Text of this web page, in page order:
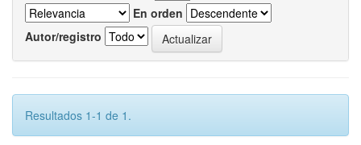
En orden
Autor/registro
Resultados 1-1 de 1.